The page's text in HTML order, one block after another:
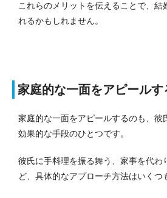
これらのメリットを伝えることで、結
れるかもしれません。
家庭的な一面をアピールす
家庭的な一面をアピールするのも、彼
効果的な手段のひとつです。
彼氏に手料理を振る舞う、家事を代わ
ど、具体的なアプローチ方法はいくつ